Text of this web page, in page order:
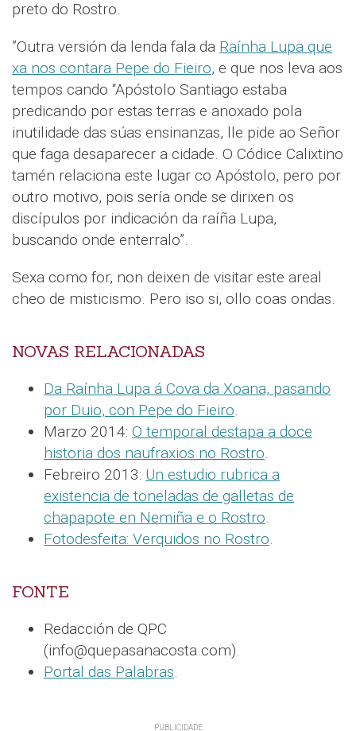
preto do Rostro.
”Outra versión da lenda fala da Raínha Lupa que
xa nos contara Pepe do Fieiro, e que nos leva aos
tempos cando “Apóstolo Santiago estaba
predicando por estas terras e anoxado pola
inutilidade das súas ensinanzas, lle pide ao Señor
que faga desaparecer a cidade. O Códice Calixtino
tamén relaciona este lugar co Apóstolo, pero por
outro motivo, pois sería onde se dirixen os
discípulos por indicación da raíña Lupa,
buscando onde enterralo”.
Sexa como for, non deixen de visitar este areal
cheo de misticismo. Pero iso si, ollo coas ondas.
NOVAS RELACIONADAS
Da Raínha Lupa á Cova da Xoana, pasando
por Duio, con Pepe do Fieiro.
Marzo 2014: O temporal destapa a doce
historia dos naufraxios no Rostro.
Febreiro 2013: Un estudio rubrica a
existencia de toneladas de galletas de
chapapote en Nemiña e o Rostro.
Fotodesfeita: Verquidos no Rostro.
FONTE
Redacción de QPC
(info@quepasanacosta.com).
Portal das Palabras.